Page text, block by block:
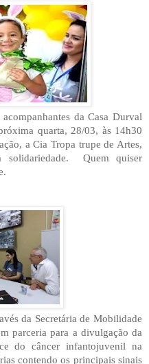
da Casa Durval
quarta, 28/03, às 14h30
a Cia Tropa trupe de Artes,
Quem quiser
da Secretária de Mobilidade
parceria para a divulgação da
do câncer infantojuvenil na
contendo os principais sinais